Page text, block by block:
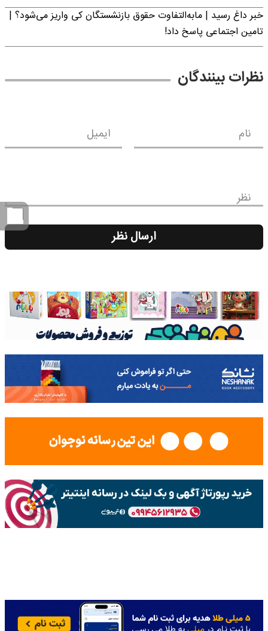
خبر داغ رسید | مابه‌التفاوت حقوق بازنشستگان کی واریز می‌شود؟ |
تامین اجتماعی پاسخ داد!
نظرات بینندگان
نام ایمیل
نظر
ارسال نظر